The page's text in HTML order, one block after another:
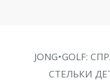
JONG•GOLF:
СТЕЛЬКИ